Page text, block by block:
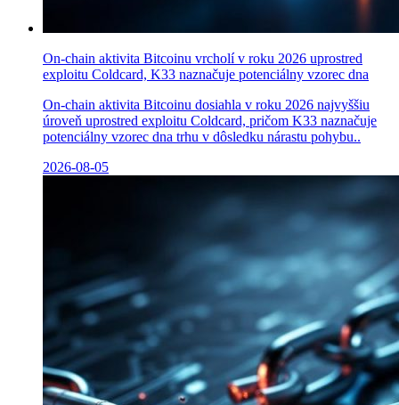
On-chain aktivita Bitcoinu vrcholí v roku 2026 uprostred
exploitu Coldcard, K33 naznačuje potenciálny vzorec dna
On-chain aktivita Bitcoinu dosiahla v roku 2026 najvyššiu
úroveň uprostred exploitu Coldcard, pričom K33 naznačuje
potenciálny vzorec dna trhu v dôsledku nárastu pohybu..
2026-08-05